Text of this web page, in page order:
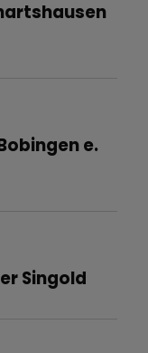
e.
Singold